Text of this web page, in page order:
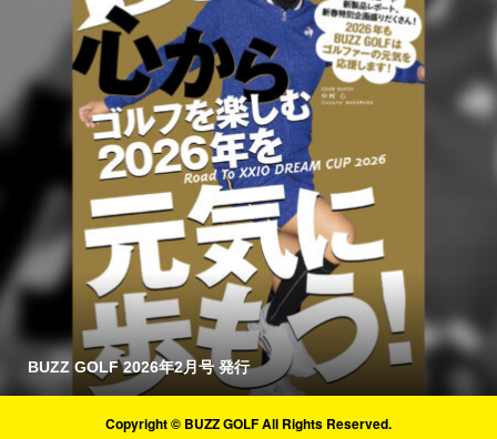
BUZZ GOLF 2026年2月号 発行
Copyright © BUZZ GOLF All Rights Reserved.